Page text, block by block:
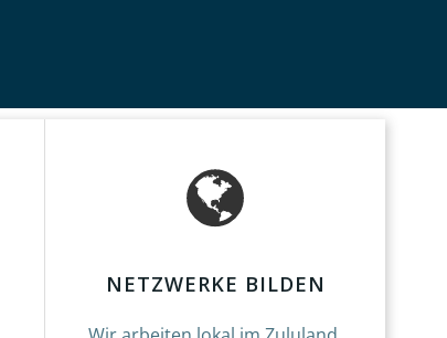
NETZWERKE BILDEN